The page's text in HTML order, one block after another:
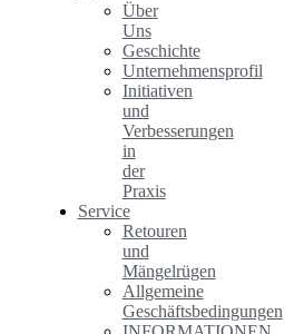
Über
Uns
Geschichte
Unternehmensprofil
Initiativen
und
Verbesserungen
in
der
Praxis
Service
Retouren
und
Mängelrügen
Allgemeine
Geschäftsbedingungen